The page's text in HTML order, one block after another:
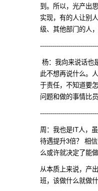
到。所以，光产出
实现，有的人让别
级、其他部门的人
杨：我向来说话也
此不想再说什么。
于责任，不知道要
问题和做的事情比
周：我也是IT人，
待遇提升3倍？ 相
么或许就决定了能
从本质上来说，产
班，该做什么就做